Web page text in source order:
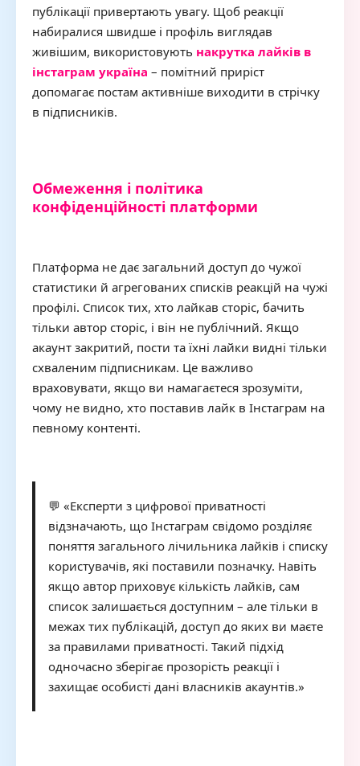
публікації привертають увагу. Щоб реакції
набиралися швидше і профіль виглядав
живішим, використовують накрутка лайків в
інстаграм україна – помітний приріст
допомагає постам активніше виходити в стрічку
в підписників.
Обмеження і політика
конфіденційності платформи
Платформа не дає загальний доступ до чужої
статистики й агрегованих списків реакцій на чужі
профілі. Список тих, хто лайкав сторіс, бачить
тільки автор сторіс, і він не публічний. Якщо
акаунт закритий, пости та їхні лайки видні тільки
схваленим підписникам. Це важливо
враховувати, якщо ви намагаєтеся зрозуміти,
чому не видно, хто поставив лайк в Інстаграм на
певному контенті.
💬 «Експерти з цифрової приватності
відзначають, що Інстаграм свідомо розділяє
поняття загального лічильника лайків і списку
користувачів, які поставили позначку. Навіть
якщо автор приховує кількість лайків, сам
список залишається доступним – але тільки в
межах тих публікацій, доступ до яких ви маєте
за правилами приватності. Такий підхід
одночасно зберігає прозорість реакції і
захищає особисті дані власників акаунтів.»